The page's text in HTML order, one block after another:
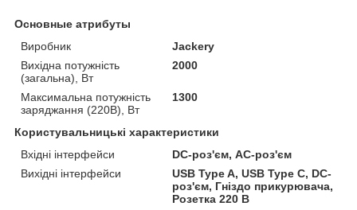
Основные атрибуты
Виробник
Jackery
Вихідна потужність
(загальна), Вт
2000
Максимальна потужність
заряджання (220В), Вт
1300
Користувальницькі характеристики
Вхідні інтерфейси
DC-роз'єм, AC-роз'єм
Вихідні інтерфейси
USB Type A, USB Type C, DC-
роз'єм, Гніздо прикурювача,
Розетка 220 В